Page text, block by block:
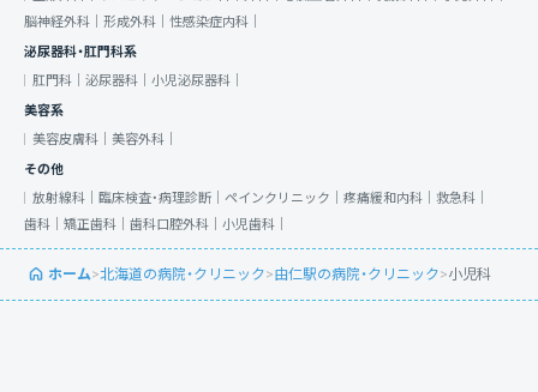
脳神経外科｜ 形成外科｜ 性感染症内科｜
泌尿器科・肛門科系
肛門科｜ 泌尿器科｜ 小児泌尿器科｜
美容系
美容皮膚科｜ 美容外科｜
その他
放射線科｜ 臨床検査・病理診断｜ ペインクリニック｜ 疼痛緩和内科｜ 救急科｜
歯科｜ 矯正歯科｜ 歯科口腔外科｜ 小児歯科｜
ホーム>北海道の病院・クリニック>由仁駅の病院・クリニック>小児科